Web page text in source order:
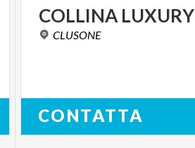
COLLINA LUXURY
CLUSONE
CONTATTA